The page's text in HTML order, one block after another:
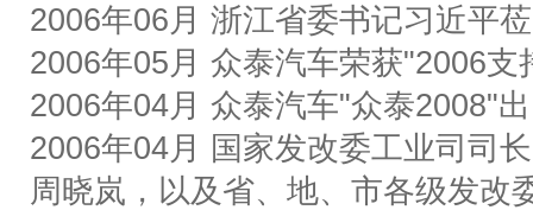
2006年06月 浙江省委书记习近平
2006年05月 众泰汽车荣获"2006支
2006年04月 众泰汽车"众泰2008"
2006年04月 国家发改委工业司司
周晓岚，以及省、地、市各级发改